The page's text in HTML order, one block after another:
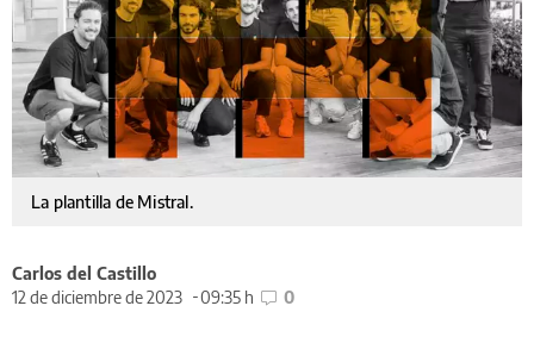
La plantilla de Mistral.
Carlos del Castillo
12 de diciembre de 2023
09:35 h 0